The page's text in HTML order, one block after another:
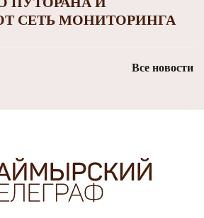
СЕТЬ МОНИТОРИНГА
Все новости